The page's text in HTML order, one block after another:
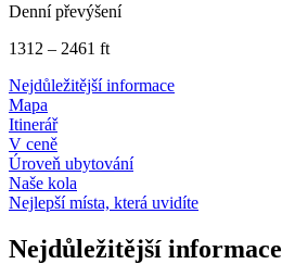
Denní převýšení
1312 – 2461 ft
Nejdůležitější informace
Mapa
Itinerář
V ceně
Úroveň ubytování
Naše kola
Nejlepší místa, která uvidíte
Nejdůležitější informace